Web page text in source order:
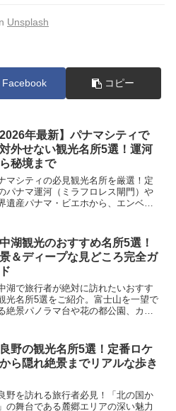
Unsplash
Facebook コピー
2026年最新】パナマシティで
外せない観光名所5選！運河
秘境まで
マシティの必見観光名所を厳選！定
パナマ運河（ミラフロレス閘門）や
遺産パナマ・ビエホから、エンベラ
見どころと巡り方のコツを徹底解説
す。
湖観光のおすすめ名所5選！
＆ディープな見どころ完全ガ
湖で旅行者が絶対に訪れたいおすす
光名所5選をご紹介。富士山を一望で
絶景パノラマ台や花の都公園、カバ
報満載の完全ガイドです。
野の観光名所5選！定番ロケ
ら隠れ絶景までリアルな歩き
野を訪れる旅行者必見！「北の国か
の舞台である麓郷エリアの深い魅力